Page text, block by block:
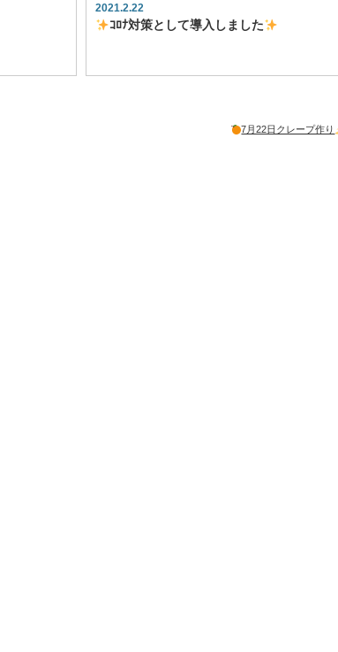
2021.2.22
ｺﾛﾅ対策として導入しました
7月22日クレープ作り